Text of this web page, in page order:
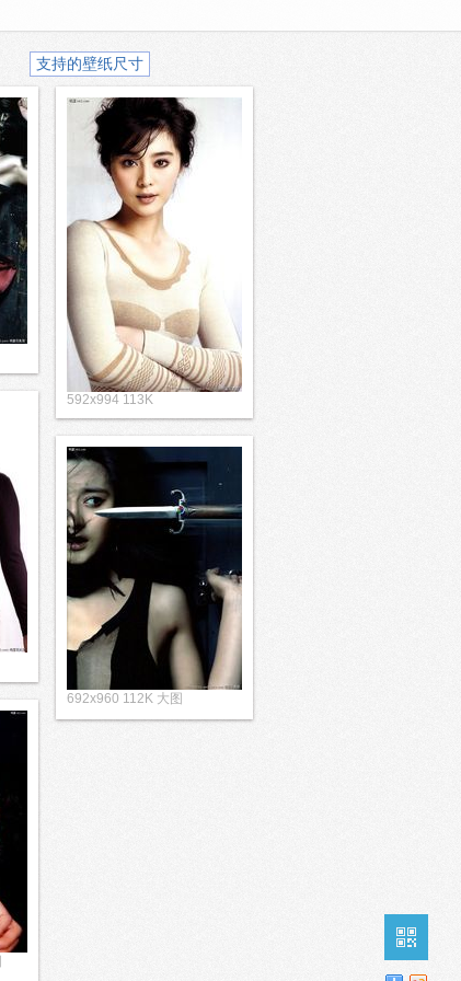
支持的壁纸尺寸
592x994 113K
692x960 112K 大图